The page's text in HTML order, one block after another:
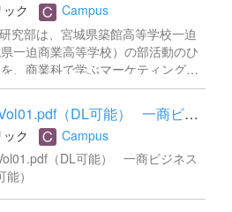
に積み重ねてきた取り組みをご覧
域デザイン演習」（商業）につい
ク
Campus
究部は、宮城県築館高等学校一迫
一迫商業高等学校）の部活動のひ
、商業科で学ぶマーケティングや
え直し、実際に地域と連携しなが
います。 「宮城県高等学校生徒商
宮城県内の商業科を設置する高校
て取り組んだ研究の成果を発表す
ーマを設定し、地域や企業と連携
践を行い、その一年間の集大成を
一商ビジネスノートVol01.pdf（DL可能） 一商ビジネス...
ク
Campus
）